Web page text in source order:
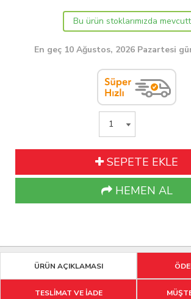
Bu ürün stoklarımızda
En geç 10 Ağustos, 2026 Pazartesi
SEPETE EKLE
HEMEN AL
ÜRÜN AÇIKLAMASI
TESLİMAT VE İADE